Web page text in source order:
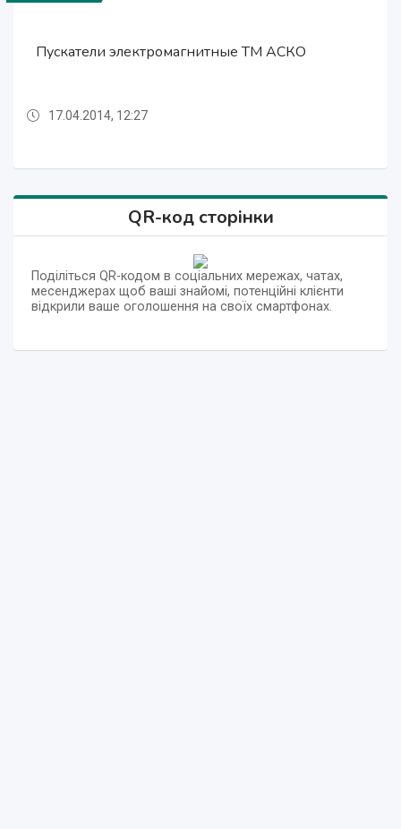
Светильники уличные, парковые АСКО.
Светотехническая продукция «АСКО-УКРЕМ»
Системы укладки кабелей и аксессуары к ним
ТМ АСКО
Пускатели электромагнитные ТМ АСКО
17.04.2014, 12:27
Электротехническая продукция АСКО
Светильники уличные, парковые АСКО.
Светотехническая продукция «АСКО-УКРЕМ»
QR-код сторінки
Поділіться QR-кодом в соціальних мережах, чатах,
месенджерах щоб ваші знайомі, потенційні клієнти
відкрили ваше оголошення на своїх смартфонах.